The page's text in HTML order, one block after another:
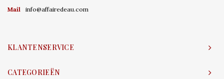
Mail
info@affairedeau.com
KLANTENSERVICE
CATEGORIEËN